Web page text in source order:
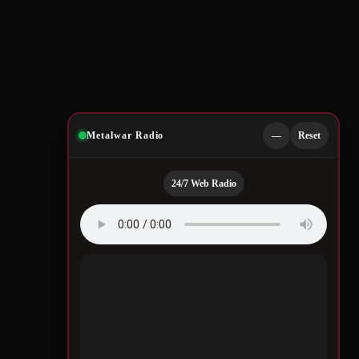
Metalwar Radio — Reset
24/7 Web Radio